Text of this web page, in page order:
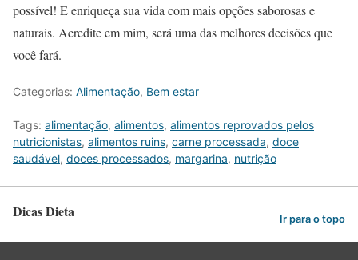
possível! E enriqueça sua vida com mais opções saborosas e
naturais. Acredite em mim, será uma das melhores decisões que
você fará.
Categorias: Alimentação, Bem estar
Tags: alimentação, alimentos, alimentos reprovados pelos
nutricionistas, alimentos ruins, carne processada, doce
saudável, doces processados, margarina, nutrição
Dicas Dieta Ir para o topo